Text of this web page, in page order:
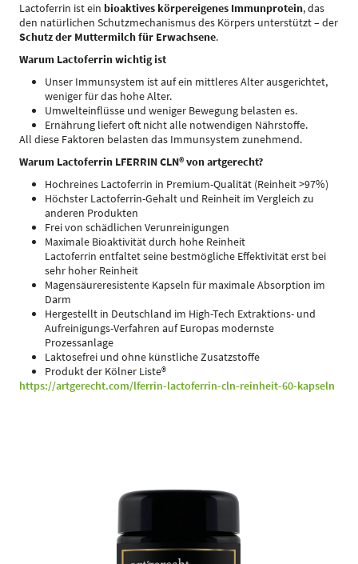
Lactoferrin ist ein bioaktives körpereigenes Immun­protein, das
den natürlichen Schutzmechanismus des Körpers unterstützt – der
Schutz der Muttermilch für Erwachsene.
Warum Lactoferrin wichtig ist
Unser Immunsystem ist auf ein mittleres Alter ausgerichtet,
weniger für das hohe Alter.
Umwelteinflüsse und weniger Bewegung belasten es.
Ernährung liefert oft nicht alle notwendigen Nährstoffe.
All diese Faktoren belasten das Immunsystem zunehmend.
Warum Lactoferrin LFERRIN CLN® von artgerecht?
Hochreines Lactoferrin in Premium-Qualität (Reinheit >97%)
Höchster Lactoferrin-Gehalt und Reinheit im Vergleich zu
anderen Produkten
Frei von schädlichen Verunreinigungen
Maximale Bioaktivität durch hohe Reinheit
Lactoferrin entfaltet seine bestmögliche Effektivität erst bei
sehr hoher Reinheit
Magensäureresistente Kapseln für maximale Absorption im
Darm
Hergestellt in Deutschland im High-Tech Extraktions- und
Aufreinigungs-Verfahren auf Europas modernste
Prozessanlage
Laktosefrei und ohne künstliche Zusatzstoffe
Produkt der Kölner Liste®
https://artgerecht.com/lferrin-lactoferrin-cln-reinheit-60-kapseln